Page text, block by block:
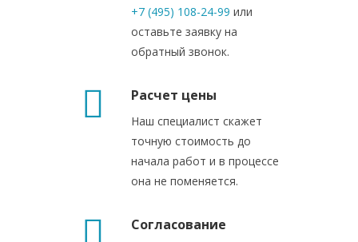
+7 (495) 108-24-99 или
оставьте заявку на
обратный звонок.
Расчет цены
Наш специалист скажет
точную стоимость до
начала работ и в процессе
она не поменяется.
Согласование